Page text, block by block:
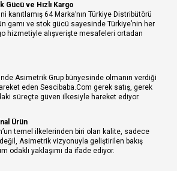
Gücü ve Hızlı Kargo
kanıtlamış 64 Marka’nın Türkiye Distribütörü
gamı ve stok gücü sayesinde Türkiye’nin her
hizmetiyle alışverişte mesafeleri ortadan
Asimetrik Grup bünyesinde olmanın verdiği
eden Sescibaba.Com gerek satış, gerek
süreçte güven ilkesiyle hareket ediyor.
Ürün
temel ilkelerinden biri olan kalite, sadece
Asimetrik vizyonuyla geliştirilen bakış
odaklı yaklaşımı da ifade ediyor.